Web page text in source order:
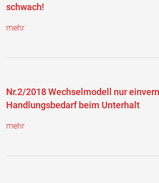
schwach!
mehr
Nr.2/2018 Wechselmodell nur
Handlungsbedarf beim Unterhalt
mehr